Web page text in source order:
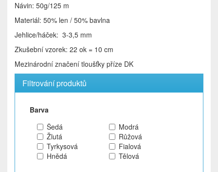
Návin: 50g/125 m
Materiál: 50% len / 50% bavlna
Jehlice/háček: 3-3,5 mm
Zkušební vzorek: 22 ok = 10 cm
Mezinárodní značení tloušťky příze DK
Filtrování produktů
Barva
Šedá
Modrá
Žlutá
Růžová
Tyrkysová
Fialová
Hnědá
Tělová